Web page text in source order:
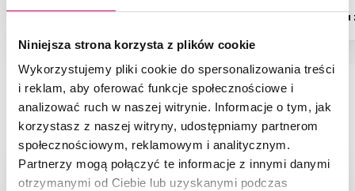
Niniejsza strona korzysta z plików cookie
Wykorzystujemy pliki cookie do spersonalizowania treści
i reklam, aby oferować funkcje społecznościowe i
analizować ruch w naszej witrynie. Informacje o tym, jak
korzystasz z naszej witryny, udostępniamy partnerom
społecznościowym, reklamowym i analitycznym.
Partnerzy mogą połączyć te informacje z innymi danymi
otrzymanymi od Ciebie lub uzyskanymi podczas
NAJNOWSZE ARTYKUŁY